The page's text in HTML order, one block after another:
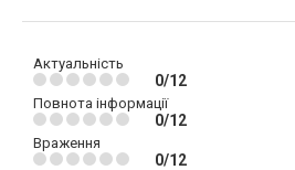
Актуальність
0/12
Повнота інформації
0/12
Враження
0/12